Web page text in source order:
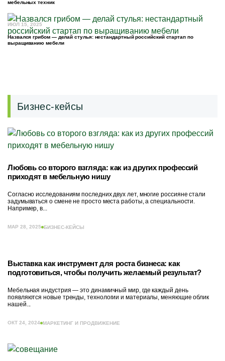
мебельных техник
ИЮЛ 15, 2025
Назвался грибом — делай стулья: нестандартный российский стартап по
выращиванию мебели
Бизнес-кейсы
Любовь со второго взгляда: как из других профессий
приходят в мебельную нишу
Согласно исследованиям последних двух лет, многие россияне стали
задумываться о смене не просто места работы, а специальности.
Например, в...
МАР 28, 2025 БИЗНЕС-КЕЙСЫ
Выставка как инструмент для роста бизнеса: как
подготовиться, чтобы получить желаемый результат?
Мебельная индустрия — это динамичный мир, где каждый день
появляются новые тренды, технологии и материалы, меняющие облик
нашей...
ОКТ 24, 2024 МАРКЕТИНГ И ПРОДВИЖЕНИЕ